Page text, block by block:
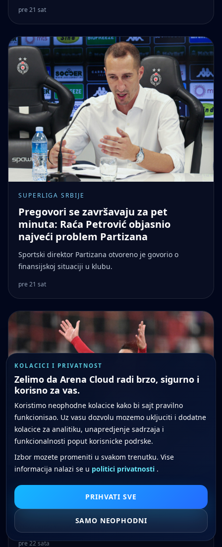
pre 21 sat
SUPERLIGA SRBIJE
Pregovori se završavaju za pet
minuta: Raća Petrović objasnio
najveći problem Partizana
Sportski direktor Partizana otvoreno je govorio o
finansijskoj situaciji u klubu.
pre 21 sat
Milioni ipak nisu dovoljni: Nestašni
dečko Crvene zvezde i dalje bez kluba
Novac ipak nije presudan.
pre 22 sata
KOLACICI I PRIVATNOST
Zelimo da Arena Cloud radi brzo, sigurno i
korisno za vas.
Koristimo neophodne kolacice kako bi sajt pravilno
funkcionisao. Uz vasu dozvolu mozemo ukljuciti i dodatne
kolacice za analitiku, unapredjenje sadrzaja i
funkcionalnosti poput korisnicke podrske.
Izbor mozete promeniti u svakom trenutku. Vise
informacija nalazi se u politici privatnosti .
PRIHVATI SVE
SAMO NEOPHODNI